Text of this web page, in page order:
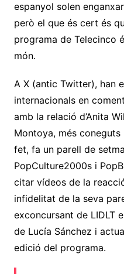
espanyol solen
però el que és cert és
programa de Telecinco
món.
A X (antic Twitter), han
internacionals en
amb la relació d’Anita
Montoya, més
fet, fa un parell de
PopCulture2000s i
citar vídeos de la
infidelitat de la seva
exconcursant de LIDLT
de Lucía Sánchez i
edició del programa.